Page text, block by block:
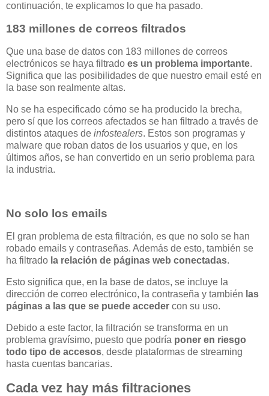
continuación, te explicamos lo que ha pasado.
183 millones de correos filtrados
Que una base de datos con 183 millones de correos
electrónicos se haya filtrado es un problema importante.
Significa que las posibilidades de que nuestro email esté en
la base son realmente altas.
No se ha especificado cómo se ha producido la brecha,
pero sí que los correos afectados se han filtrado a través de
distintos ataques de infostealers. Estos son programas y
malware que roban datos de los usuarios y que, en los
últimos años, se han convertido en un serio problema para
la industria.
No solo los emails
El gran problema de esta filtración, es que no solo se han
robado emails y contraseñas. Además de esto, también se
ha filtrado la relación de páginas web conectadas.
Esto significa que, en la base de datos, se incluye la
dirección de correo electrónico, la contraseña y también las
páginas a las que se puede acceder con su uso.
Debido a este factor, la filtración se transforma en un
problema gravísimo, puesto que podría poner en riesgo
todo tipo de accesos, desde plataformas de streaming
hasta cuentas bancarias.
Cada vez hay más filtraciones